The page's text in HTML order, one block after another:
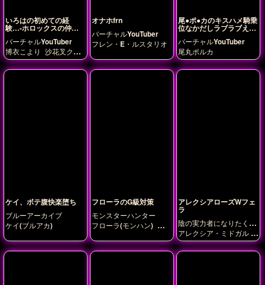
いろはの初めての経
験…-ホロックスの仲間
バーチャルYouTuber
博衣こより 沙花叉クロ
ヱ 風真いろは
オナホfrn
バーチャルYouTuber
フレン・E・ルスタリオ
尾●ポ●カのキスハメ騎乗
位なかだしラブラブえっ
バーチャルYouTuber
尾丸ポルカ
ケイ、ボテ腹快楽堕ち
ブルーアーカイブ
ケイ(ブルアカ)
フローラのG級対策
モンスターハンター
フローラ(モンハン) 加工
アレクシアローズWフェ
ラ
陰の実力者になりたく
て!
アレクシア・ミドガル
ローズ・オリアナ